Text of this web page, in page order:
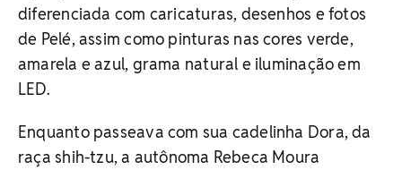
diferenciada com caricaturas, desenhos e fotos
de Pelé, assim como pinturas nas cores verde,
amarela e azul, grama natural e iluminação em
LED.
Enquanto passeava com sua cadelinha Dora, da
raça shih-tzu, a autônoma Rebeca Moura